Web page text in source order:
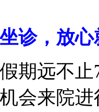
诊，放心
期远不
会来院